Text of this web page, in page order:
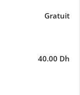
Gratuit
40.00 Dh